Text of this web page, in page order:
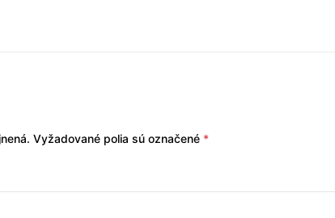
Vyžadované polia sú označené *